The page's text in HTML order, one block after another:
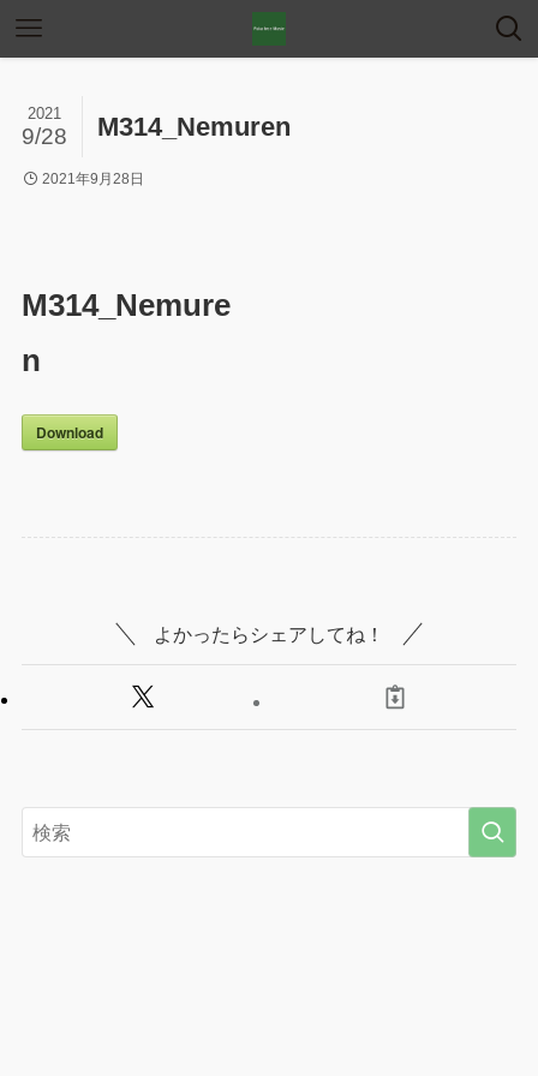
M314_Nemuren
2021
9/28
2021年9月28日
M314_Nemure
n
Download
よかったらシェアしてね！